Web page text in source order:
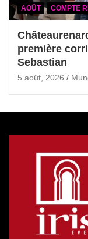
AOÛT COMPTE
première
Sebastian
5 août, 2026